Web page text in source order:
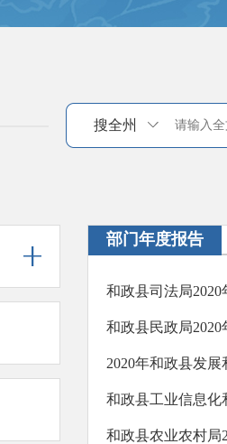
搜全州
部门年度报告
和政县司法局
和政县民政局
2020年和政县发
和政县工业信息化
和政县农业农村局